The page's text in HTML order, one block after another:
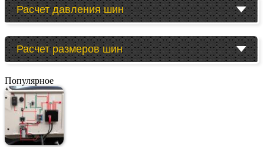
Расчет давления шин
Расчет размеров шин
Популярное